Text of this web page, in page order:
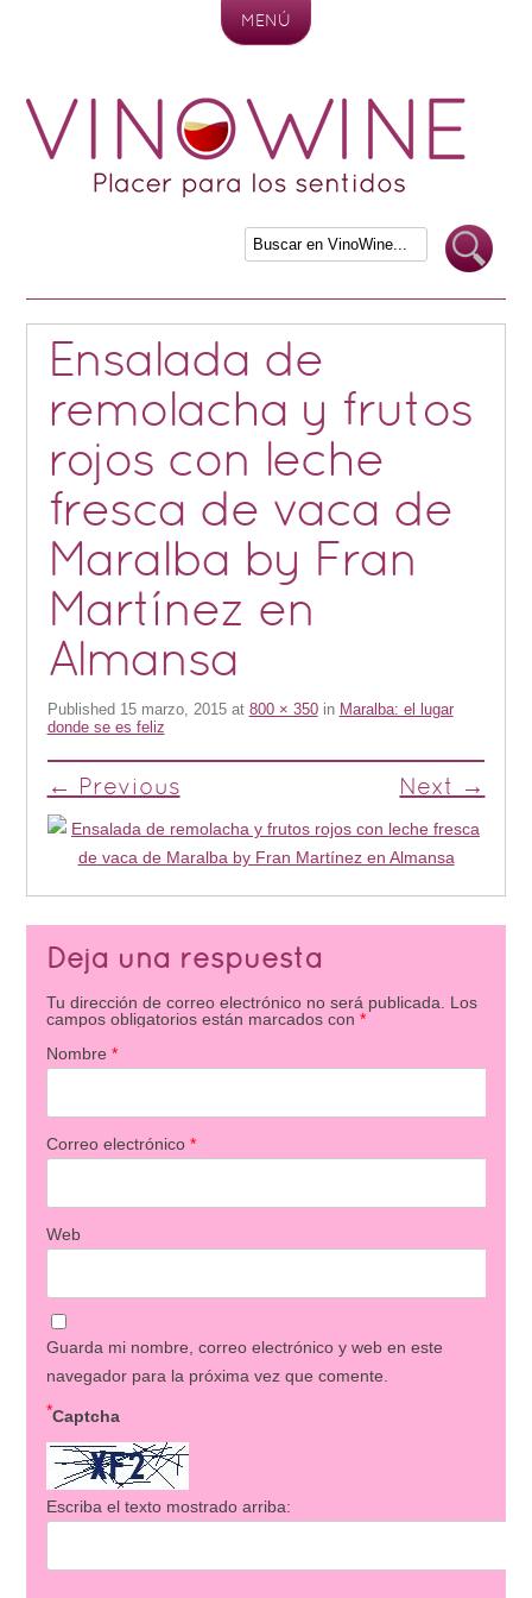
MENÚ
Ensalada de
remolacha y frutos
rojos con leche
fresca de vaca de
Maralba by Fran
Martínez en
Almansa
Published 15 marzo, 2015at 800 × 350in Maralba: el lugar
donde se es feliz
← Previous Next →
Deja una respuesta
Tu dirección de correo electrónico no será publicada. Los
campos obligatorios están marcados con *
Nombre *
Correo electrónico *
Web
Guarda mi nombre, correo electrónico y web en este
navegador para la próxima vez que comente.
Captcha
*
Escriba el texto mostrado arriba: